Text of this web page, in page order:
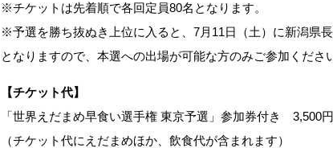
※チケットは先着順で各回定員80名となります。
※予選を勝ち抜ぬき上位に入ると、7月11日（土）に新潟県
となりますので、本選への出場が可能な⽅のみご参加くださ
【チケット代】
「世界えだまめ早食い選手権 東京予選」参加券付き 3,500円
（チケット代にえだまめほか、飲食代が含まれます）